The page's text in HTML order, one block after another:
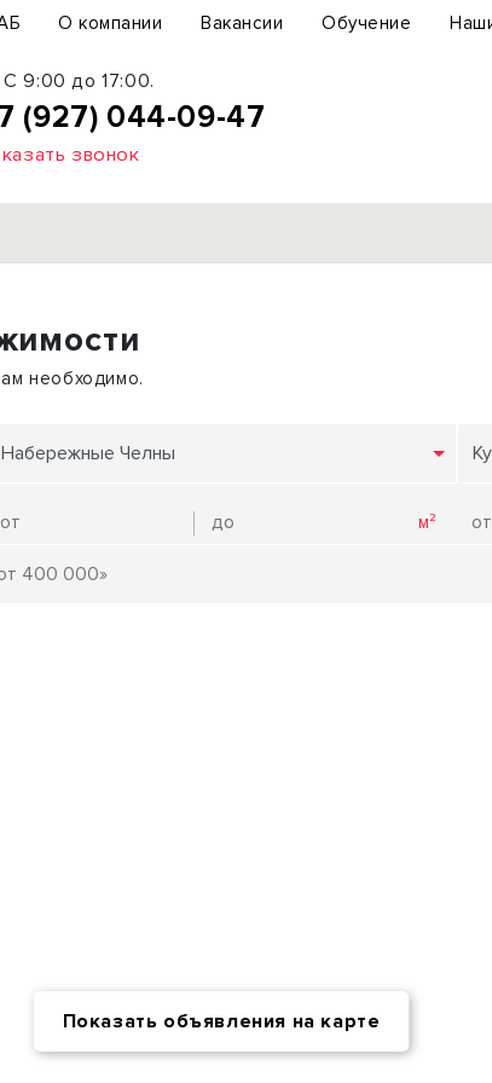
О компании Вакансии Обучение
9:00 до 17:00.
(927) 044-09-47
звонок
необходимо.
Набережные Челны
Показать объявления на карте